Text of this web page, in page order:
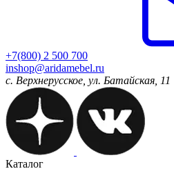
+7(800) 2 500 700
inshop@aridamebel.ru
с. Верхнерусское, ул. Батайская, 11
Каталог